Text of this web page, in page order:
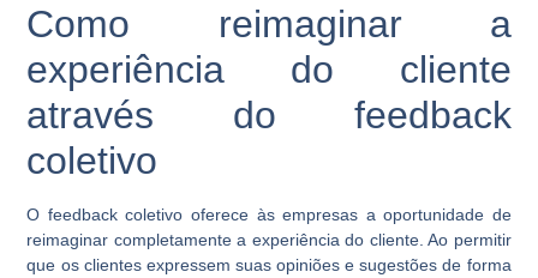
Como reimaginar a
experiência do cliente
através do feedback
coletivo
O feedback coletivo oferece às empresas a oportunidade de
reimaginar completamente a experiência do cliente. Ao permitir
que os clientes expressem suas opiniões e sugestões de forma